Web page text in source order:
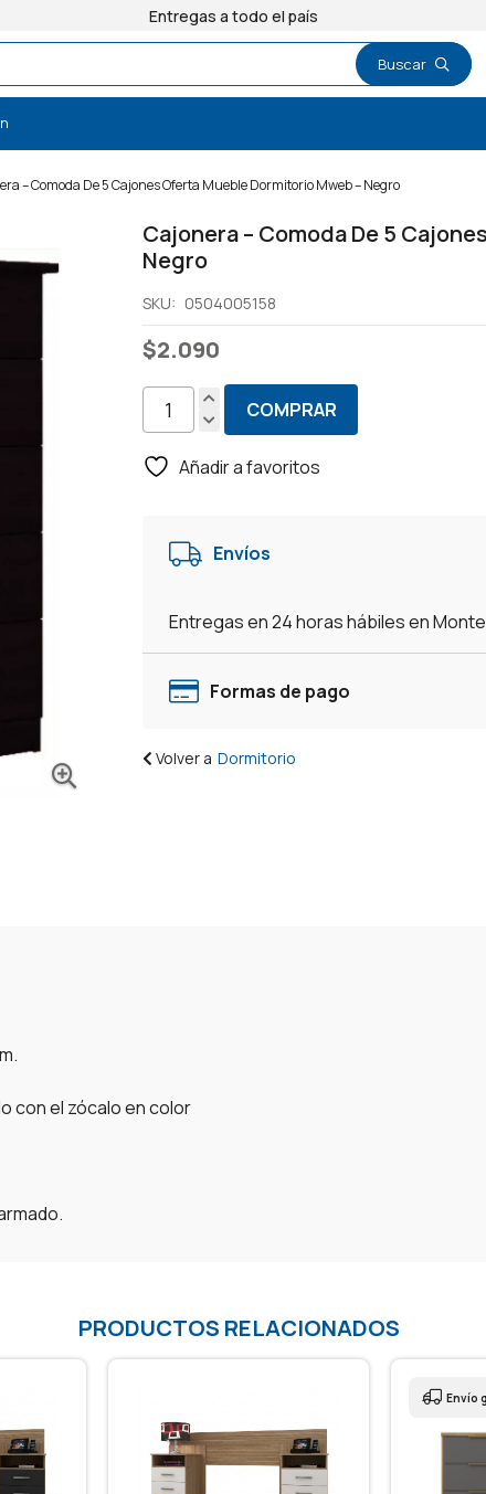
Entregas a todo el país
– Comoda De 5 Cajones Oferta Mueble Dormitorio Mweb – Negro
Cajonera – Comoda De 5
Negro
SKU: 0504005158
$2.090
Cajonera
Comoda
Cajones
Dormitorio
Mweb
COMPRAR
Añadir a favoritos
Envíos
Entregas en 24 horas hábiles en
Formas de pago
Volver a Dormitorio
con el zócalo en color
PRODUCTOS RELACIONADOS
Envío